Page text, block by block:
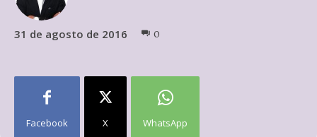
31 de agosto de 2016 0
Facebook X WhatsApp